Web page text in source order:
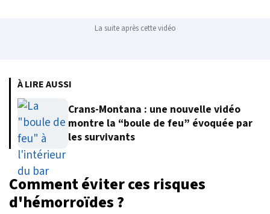
La suite après cette vidéo
À LIRE AUSSI
Crans-Montana : une nouvelle vidéo
montre la “boule de feu” évoquée par
les survivants
Comment éviter ces risques
d'hémorroïdes ?